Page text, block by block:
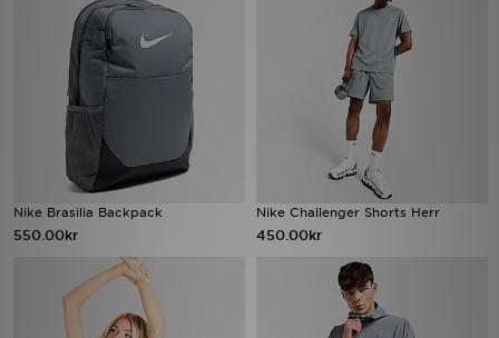
Nike Brasilia Backpack
550.00kr
Nike Challenger Shorts Herr
450.00kr